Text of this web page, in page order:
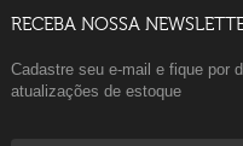
RECEBA NOSSA
Cadastre seu e-mail e fique por
atualizações de estoque